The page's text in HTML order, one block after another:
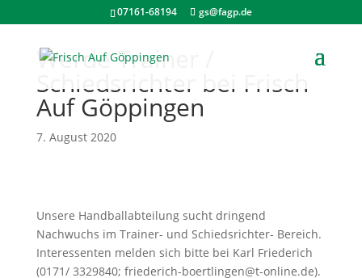
07161-68194 gs@fagp.de
Werde Trainer /
Schiedsrichter bei Frisch
Auf Göppingen
7. August 2020
Unsere Handballabteilung sucht dringend
Nachwuchs im Trainer- und Schiedsrichter- Bereich.
Interessenten melden sich bitte bei Karl Friederich
(0171/ 3329840; friederich-boertlingen@t-online.de).